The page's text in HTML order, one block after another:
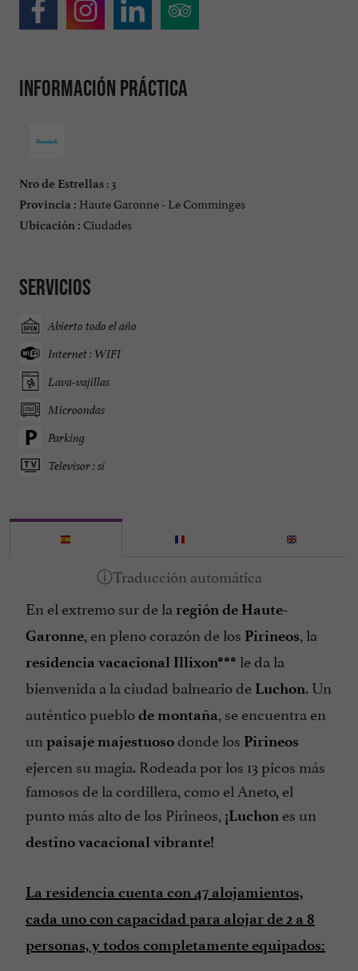
Información práctica
Nro de Estrellas : 3
Provincia : Haute Garonne - Le Comminges
Ubicación : Ciudades
Servicios
Abierto todo el año
Internet : WIFI
Lava-vajillas
Microondas
Parking
Televisor : sí
En el extremo sur de la región de Haute-
Garonne, en pleno corazón de los Pirineos, la
residencia vacacional Illixon*** le da la
bienvenida a la ciudad balneario de Luchon. Un
auténtico pueblode montaña, se encuentra en
un paisaje majestuosodonde los Pirineos
ejercen su magia. Rodeada por los 13 picos más
famosos de la cordillera, como el Aneto, el
punto más alto de los Pirineos, ¡Luchon es un
destino vacacional vibrante!
La residencia cuenta con 47 alojamientos,
cada uno con capacidad para alojar de 2 a 8
personas, y todos completamente equipados: